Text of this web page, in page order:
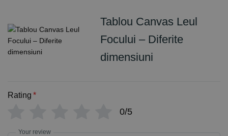
Tablou Canvas Leul
Focului – Diferite
dimensiuni
Rating *
0/5
Your review